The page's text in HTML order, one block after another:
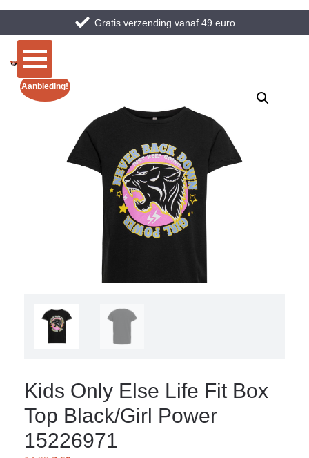
Gratis verzending vanaf 49 euro
Aanbieding!
Kids Only Else Life Fit Box
Top Black/Girl Power
15226971